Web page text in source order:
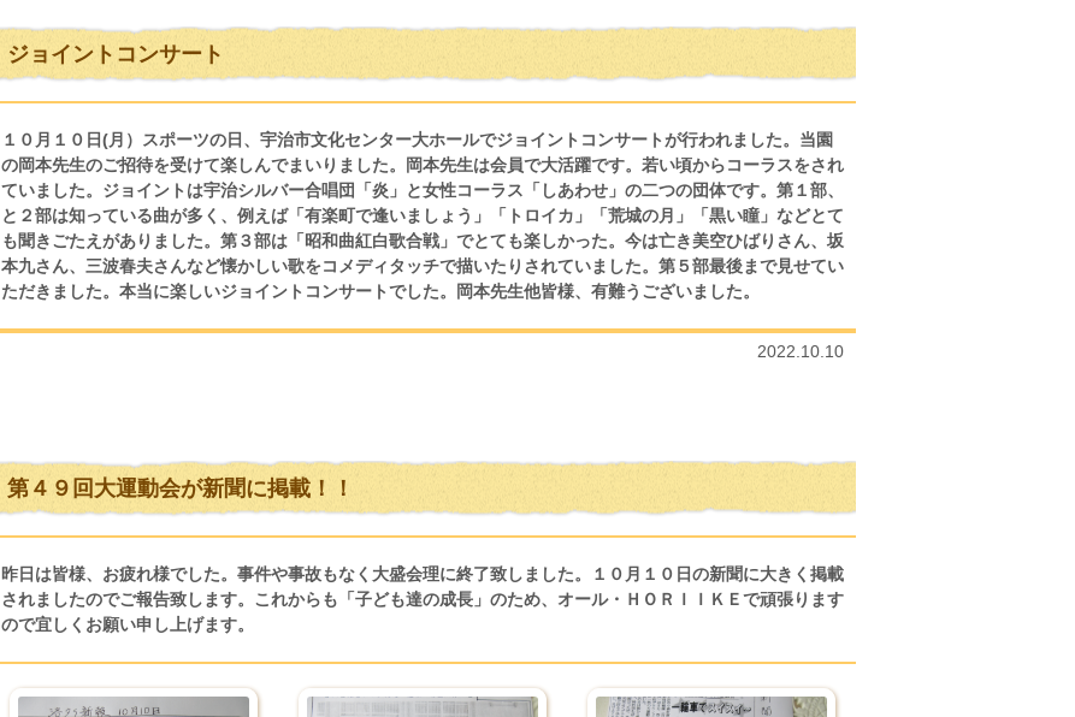
ジョイントコンサート
１０月１０日(月）スポーツの日、宇治市文化センター大ホールでジョイントコンサートが行われました。当園
の岡本先生のご招待を受けて楽しんでまいりました。岡本先生は会員で大活躍です。若い頃からコーラスをされ
ていました。ジョイントは宇治シルバー合唱団「炎」と女性コーラス「しあわせ」の二つの団体です。第１部、
と２部は知っている曲が多く、例えば「有楽町で逢いましょう」「トロイカ」「荒城の月」「黒い瞳」などとて
も聞きごたえがありました。第３部は「昭和曲紅白歌合戦」でとても楽しかった。今は亡き美空ひばりさん、坂
本九さん、三波春夫さんなど懐かしい歌をコメディタッチで描いたりされていました。第５部最後まで見せてい
ただきました。本当に楽しいジョイントコンサートでした。岡本先生他皆様、有難うございました。
2022.10.10
第４９回大運動会が新聞に掲載！！
昨日は皆様、お疲れ様でした。事件や事故もなく大盛会理に終了致しました。１０月１０日の新聞に大きく掲載
されましたのでご報告致します。これからも「子ども達の成長」のため、オール・ＨＯＲＩＩＫＥで頑張ります
ので宜しくお願い申し上げます。